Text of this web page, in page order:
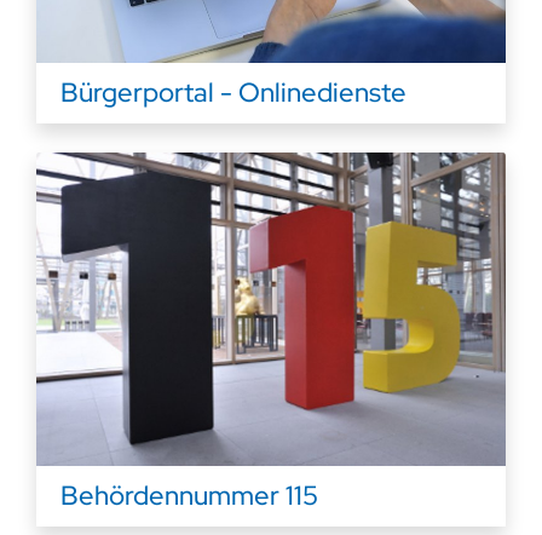
Bürgerportal - Onlinedienste
Behördennummer 115